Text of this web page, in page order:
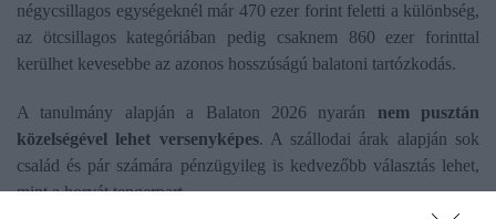
négycsillagos egységeknél már 470 ezer forint feletti a különbség,
az ötcsillagos kategóriában pedig csaknem 860 ezer forinttal
kerülhet kevesebbe az azonos hosszúságú balatoni tartózkodás.
A tanulmány alapján a Balaton 2026 nyarán nem pusztán
közelségével lehet versenyképes. A szállodai árak alapján sok
család és pár számára pénzügyileg is kedvezőbb választás lehet,
mint a horvát tengerpart.